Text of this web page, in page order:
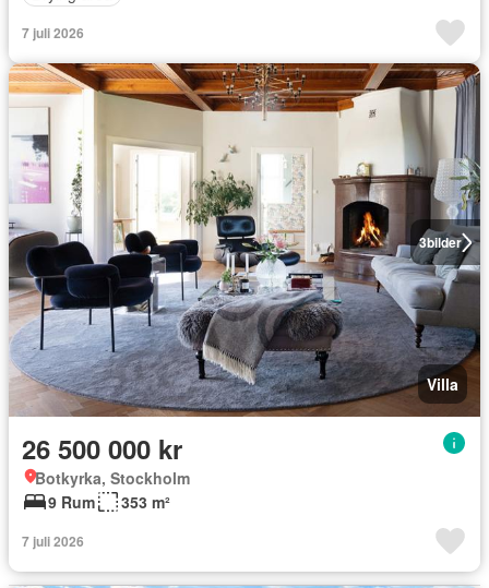
7 juli 2026
3bilder
Villa
26 500 000 kr
Botkyrka, Stockholm
9 Rum
353 m²
7 juli 2026